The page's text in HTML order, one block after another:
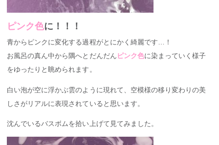
ピンク色に！！！
青からピンクに変化する過程がとにかく綺麗です…！
お風呂の真ん中から隅へとだんだんピンク色に染まっていく様子
をゆったりと眺められます。
白い泡が空に浮かぶ雲のように現れて、空模様の移り変わりの美
しさがリアルに表現されていると思います。
沈んでいるバスボムを拾い上げて見てみました。